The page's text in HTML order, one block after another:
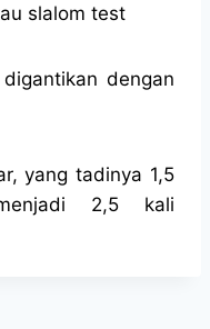
slalom test
dengan
yang tadinya 1,5
2,5 kali